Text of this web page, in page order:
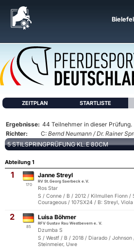
ZEITPLAN STARTLISTE
Ergebnisse: 44 Teilnehmer in dieser Prüfung.
Richter:
C: Bernd Neumann / Dr. Rainer
5 STILSPRINGPRÜFUNG KL.E 80CM
Abteilung 1
1
170
Janne Streyl
RV St.Georg Saerbeck e.V.
Ros Star
S / Conne / B / 2012 / Kilmullen Fionn /
Courageous / 107SX24 / B: Streyl,
2
85
Luisa Böhmer
RFV Gustav Rau Westbevern e. V.
Dzumba S
S / Westf / B / 2018 / Diarado / Johnson
Steinmeier, Uwe